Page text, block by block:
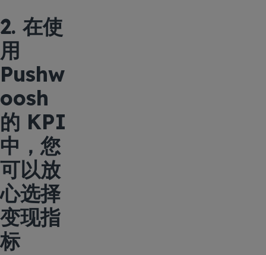
2. 在使
用
Pushw
oosh
的 KPI
中，您
可以放
心选择
变现指
标